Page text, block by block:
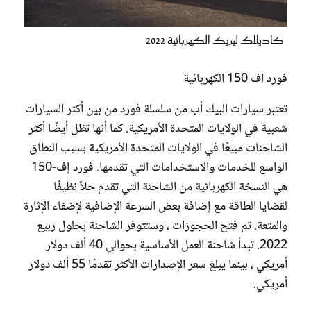
كاديلاك ليريك الكهربائية 2022
فورد اف 150 الكهربائية
تعتبر سيارات البيك أب من سلسلة فورد من بين أكثر السيارات
شعبية في الولايات المتحدة الأمريكية. كما أنها تظل أيضًا أكثر
الشاحنات مبيعًا في الولايات المتحدة الأمريكية بسبب النطاق
الواسع للخدمات والاستخدامات التي تقدمها. فورد إف-150
هي النسخة الكهربائية من الشاحنة التي تقدم حلاً نظيفًا
لقضايا الطاقة مع إضافة بعض السرعة الإضافية لإضفاء الإثارة
والمتعة. تم فتح الحجوزات ، وستتوفر الشاحنة بحلول ربيع
2022. تبدأ شاحنة العمل الأساسية بحوالي 40 ألف دولار
أمريكي ، بينما يبلغ سعر الإصدارات الأكثر تقدمًا 55 ألف دولار
أمريكي.